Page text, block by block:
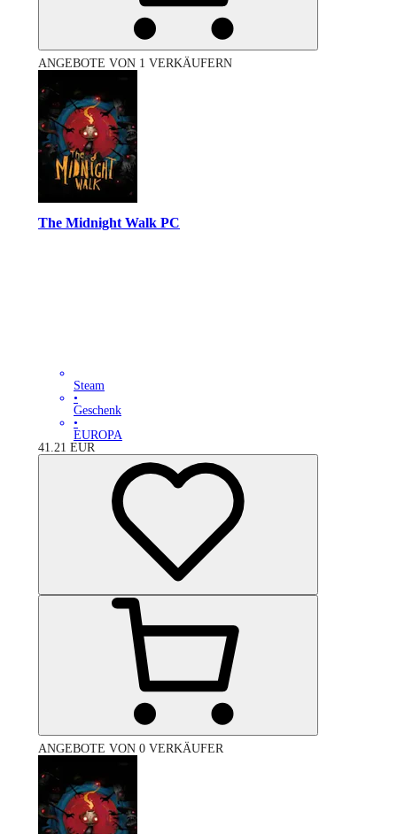
ANGEBOTE VON 1 VERKÄUFERN
The Midnight Walk PC
Steam
•
Geschenk
•
EUROPA
41.21 EUR
ANGEBOTE VON 0 VERKÄUFER